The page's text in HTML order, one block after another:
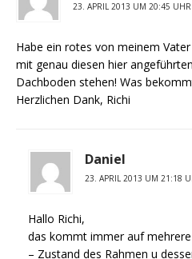
23. APRIL 2013 UM 20:45 UHR
Habe ein rotes von meinem
mit genau diesen hier
Dachboden stehen! Was
Herzlichen Dank, Richi
Daniel
23. APRIL 2013 UM 21:18
Hallo Richi,
das kommt immer auf
– Zustand des Rahmen u